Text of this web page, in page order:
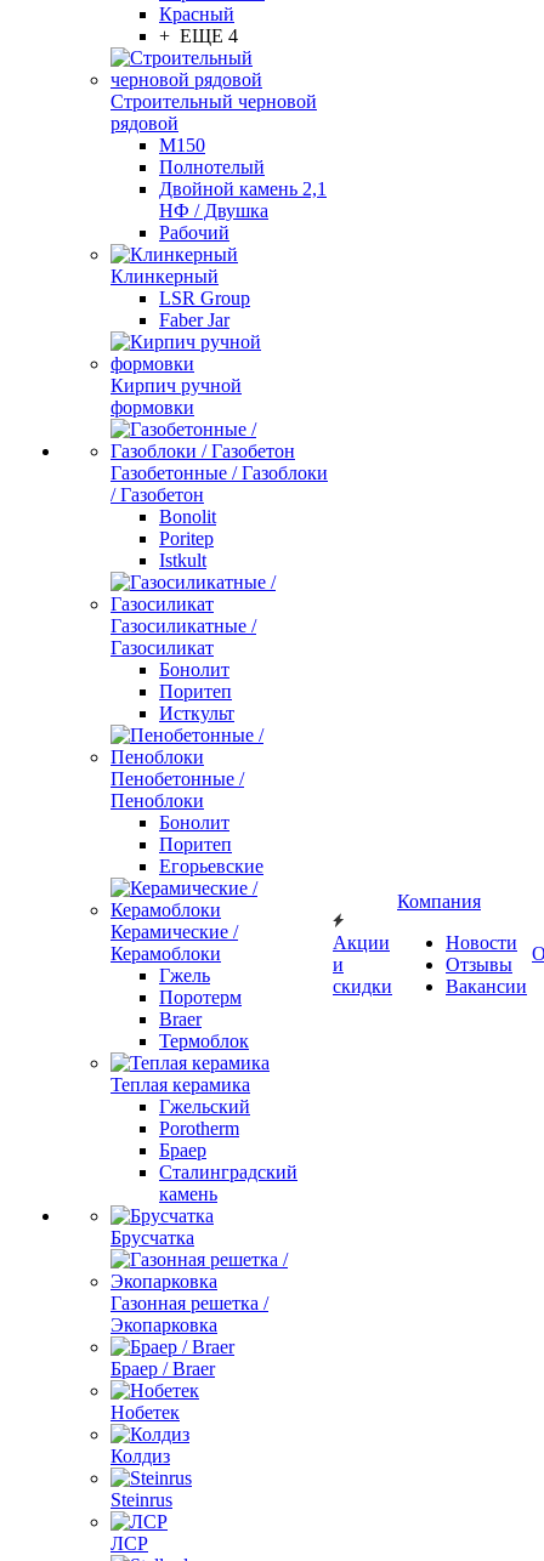
Красный
+ ЕЩЕ 4
Строительный черновой
рядовой
М150
Полнотелый
Двойной камень 2,1
НФ / Двушка
Рабочий
Клинкерный
LSR Group
Faber Jar
Кирпич ручной
формовки
Газобетонные / Газоблоки
/ Газобетон
Bonolit
Poritep
Istkult
Газосиликатные /
Газосиликат
Бонолит
Поритеп
Исткульт
Пенобетонные /
Пеноблоки
Бонолит
Поритеп
Егорьевские
Керамические /
Керамоблоки
Гжель
Поротерм
Braer
Термоблок
Теплая керамика
Гжельский
Porotherm
Браер
Сталинградский
камень
Брусчатка
Газонная решетка /
Экопарковка
Браер / Braer
Нобетек
Колдиз
Steinrus
ЛСР
Акции
и
скидки
Компания
Новости
Отзывы
Вакансии